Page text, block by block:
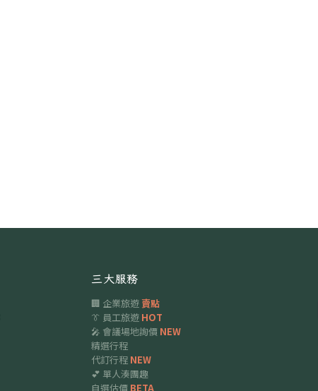
三大服務
🏢 企業旅遊賣點
👔 員工旅遊 HOT
🎤 會議場地詢價 NEW
精選行程
代訂行程 NEW
💕 單人湊團趣
自選估價 BETA